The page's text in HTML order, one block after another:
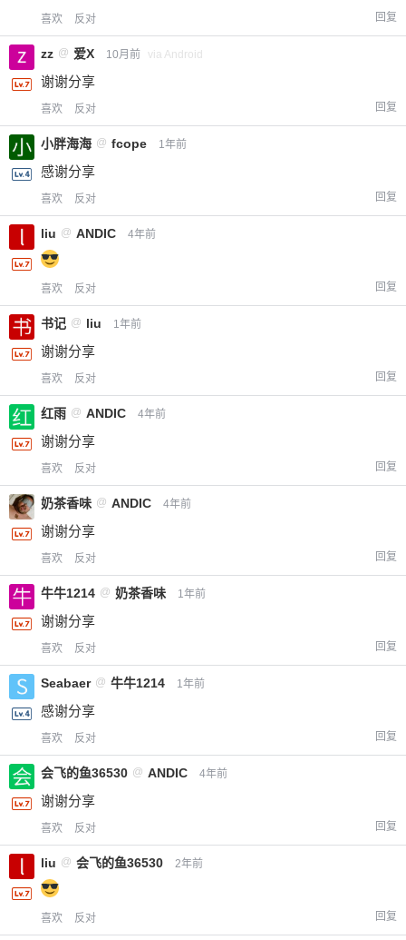
喜欢 反对 回复
zz @ 爱X 10月前 via Android
谢谢分享
喜欢 反对 回复
小胖海海 @ fcope 1年前
感谢分享
喜欢 反对 回复
liu @ ANDIC 4年前
喜欢 反对 回复
书记 @ liu 1年前
谢谢分享
喜欢 反对 回复
红雨 @ ANDIC 4年前
谢谢分享
喜欢 反对 回复
奶茶香味 @ ANDIC 4年前
谢谢分享
喜欢 反对 回复
牛牛1214 @ 奶茶香味 1年前
谢谢分享
喜欢 反对 回复
Seabaer @ 牛牛1214 1年前
感谢分享
喜欢 反对 回复
会飞的鱼36530 @ ANDIC 4年前
谢谢分享
喜欢 反对 回复
liu @ 会飞的鱼36530 2年前
喜欢 反对 回复